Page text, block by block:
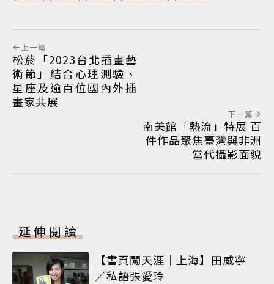
上一篇
松菸「2023台北插畫藝
術節」結合心理測驗、
星座及逾百位國內外插
畫家共展
下一篇
南美館「熱流」特展 百
件作品聚焦臺灣與非洲
當代攝影面貌
延伸閱讀
【書頁闖天涯｜上海】田威寧
／私語張愛玲